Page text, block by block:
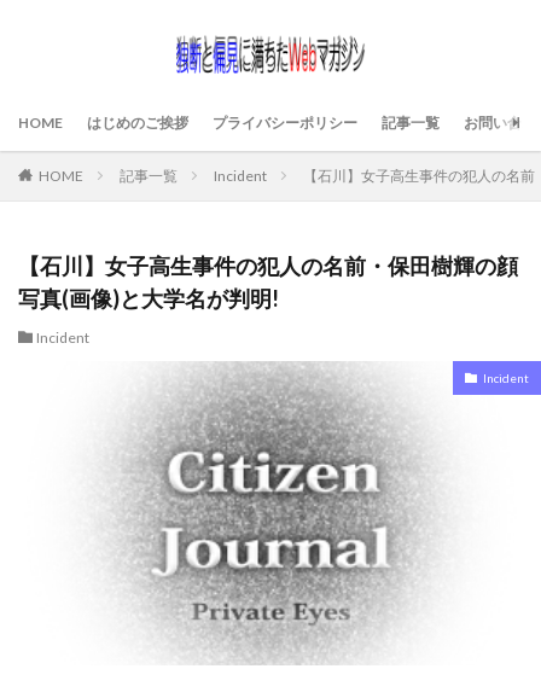
HOME はじめのご挨拶 プライバシーポリシー 記事一覧 お問い合わ
HOME 記事一覧 Incident 【石川】女子高生事件の犯人の名
【石川】女子高生事件の犯人の名前・保田樹輝の顔
写真(画像)と大学名が判明!
Incident
Incident